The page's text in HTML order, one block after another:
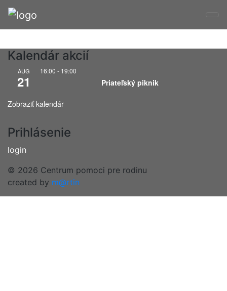
montessori
Kalendár akcií
AUG
21
16:00 - 19:00
Priateľský piknik
Zobraziť kalendár
Prihlásenie
login
© 2026 Centrum pomoci pre rodinu
created by m@rtin